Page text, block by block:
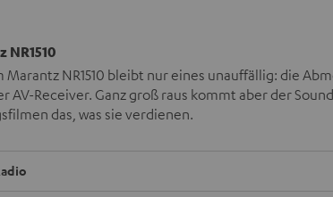
NR1510
Marantz NR1510 bleibt nur eines unauffällig: die
AV-Receiver. Ganz groß raus kommt aber der
das, was sie verdienen.